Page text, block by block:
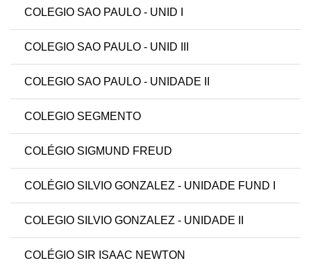
COLEGIO SAO PAULO - UNID I
COLEGIO SAO PAULO - UNID III
COLEGIO SAO PAULO - UNIDADE II
COLEGIO SEGMENTO
COLÉGIO SIGMUND FREUD
COLÉGIO SILVIO GONZALEZ - UNIDADE FUND I
COLEGIO SILVIO GONZALEZ - UNIDADE II
COLÉGIO SIR ISAAC NEWTON